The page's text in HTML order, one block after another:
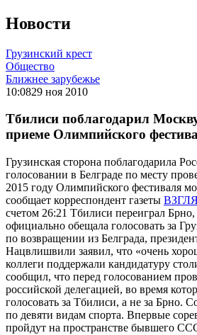
Новости
Грузинский крест
Общество
Ближнее зарубежье
10:0829 ноя 2010
Тбилиси поблагодарил
приеме Олимпийского
Грузинская сторона поблагодарила
голосовании в Белграде по месту
2015 году Олимпийского фестиваля
сообщает корреспондент газеты
счетом 26:21 Тбилиси переиграл Брно,
официально обещала голосовать за
по возвращении из Белграда,
Нацвлишвили заявил, что «очень
коллеги поддержали кандидатуру
сообщил, что перед голосованием
российской делегацией, во время
голосовать за Тбилиси, а не за Брно.
по девяти видам спорта. Впервые
пройдут на пространстве бывшего